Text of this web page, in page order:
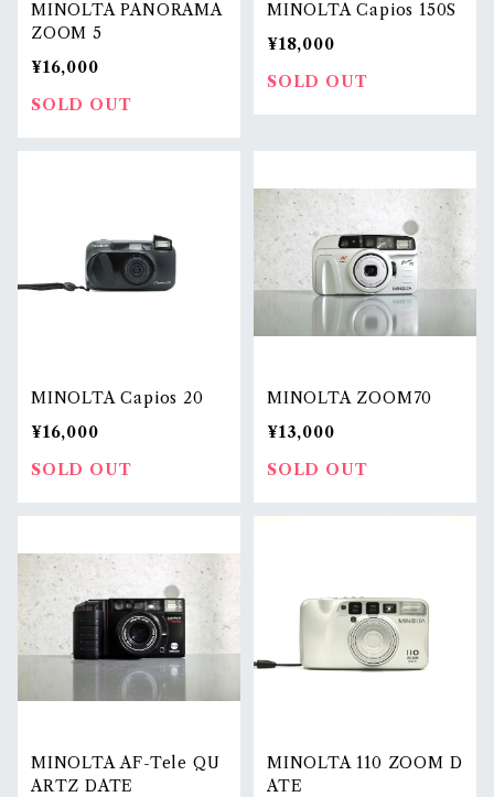
MINOLTA PANORAMA
ZOOM 5
¥16,000
SOLD OUT
MINOLTA Capios 150S
¥18,000
SOLD OUT
MINOLTA Capios 20
¥16,000
SOLD OUT
MINOLTA ZOOM70
¥13,000
SOLD OUT
MINOLTA AF-Tele QU
ARTZ DATE
MINOLTA 110 ZOOM D
ATE